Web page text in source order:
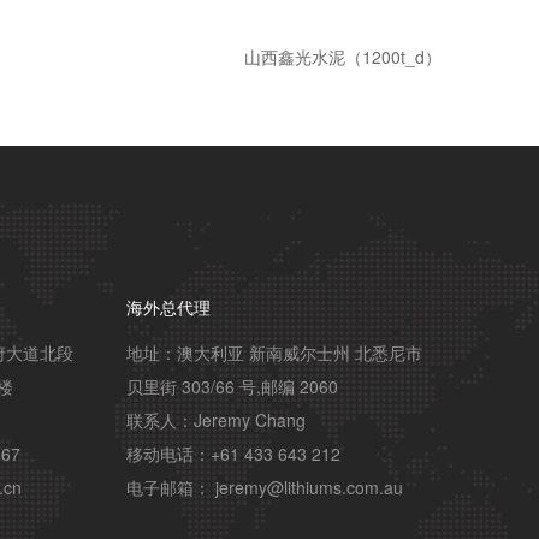
山西鑫光水泥（1200t_d）
大道北段
海外总代理
地址：澳大利亚 新南威尔士州 北悉尼市
贝里街 303/66 号,邮编 2060
联系人：Jeremy Chang
移动电话：+61 433 643 212
电子邮箱： jeremy@lithiums.com.au